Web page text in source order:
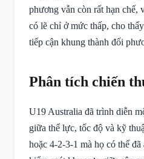
phương vẫn còn rất hạn chế,
có lẽ chỉ ở mức thấp, cho
tiếp cận khung thành đối
Phân tích chiến
U19 Australia đã trình diễn
giữa thể lực, tốc độ và kỹ
hoặc 4-2-3-1 mà họ có thể